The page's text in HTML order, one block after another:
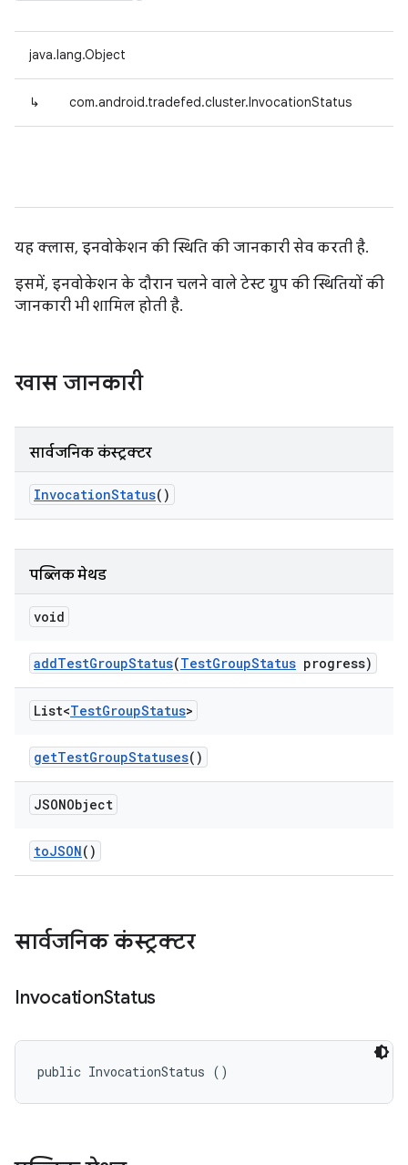
java.lang.Object
↳ com.android.tradefed.cluster.InvocationStatus
यह क्लास, इनवोकेशन की स्थिति की जानकारी सेव करती है.
इसमें, इनवोकेशन के दौरान चलने वाले टेस्ट ग्रुप की स्थितियों की
जानकारी भी शामिल होती है.
खास जानकारी
सार्वजनिक कंस्ट्रक्टर
InvocationStatus()
पब्लिक मेथड
void
addTestGroupStatus(TestGroupStatus progress)
List<TestGroupStatus>
getTestGroupStatuses()
JSONObject
toJSON()
सार्वजनिक कंस्ट्रक्टर
InvocationStatus
public InvocationStatus ()